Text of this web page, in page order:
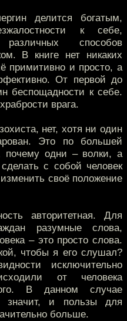
делится богатым,
к себе,
способов
В книге нет никаких
примитивно и просто, а
От первой до
беспощадности к себе.
врага.
нет, хотя ни один
Это по большей
одни – волки, а
с собой человек
своё положение
авторитетная. Для
разумные слова,
– это просто слова.
чтобы я его слушал?
исключительно
от человека
В данном случае
значит, и пользы для
больше.